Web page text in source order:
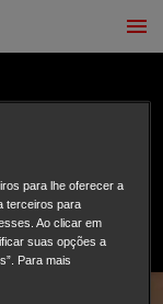
para lhe oferecer a
terceiros para
Ao clicar em
suas opções a
Para mais